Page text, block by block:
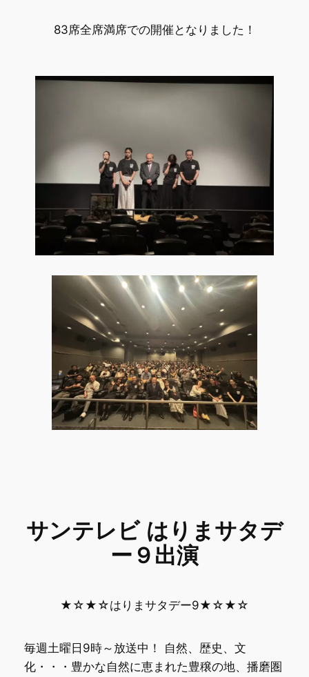
83席全席満席での開催となりました！
サンテレビ はりまサタデ
ー９出演
★☆★☆はりまサタデー9★☆★☆
毎週土曜日9時～放送中！ 自然、歴史、文
化・・・豊かな自然に恵まれた豊穣の地、播磨圏